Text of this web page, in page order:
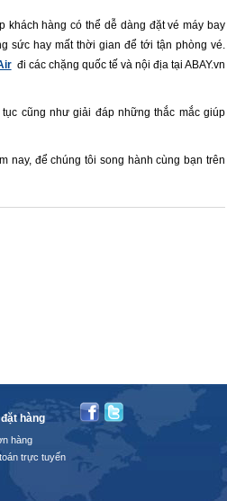
khách hàng có thể dễ dàng đặt vé máy bay
sức hay mất thời gian để tới tận phòng vé.
đi các chặng quốc tế và nội địa tại ABAY.vn
cũng như giải đáp những thắc mắc giúp
nay, để chúng tôi song hành cùng bạn trên
hàng
hàng
trực tuyến